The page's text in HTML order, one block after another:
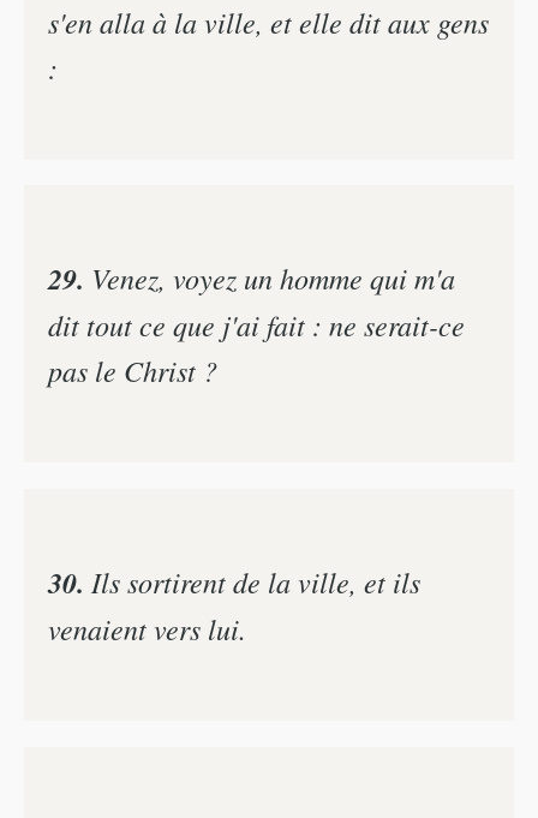
s'en alla à la ville, et elle dit aux gens
:
29. Venez, voyez un homme qui m'a
dit tout ce que j'ai fait : ne serait-ce
pas le Christ ?
30. Ils sortirent de la ville, et ils
venaient vers lui.